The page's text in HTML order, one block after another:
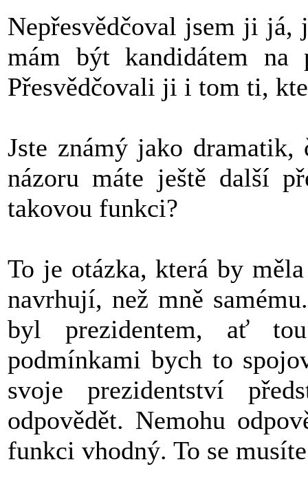
Nepřesvědčoval jsem ji já,
mám být kandidátem na
Přesvědčovali ji i tom ti,
Jste známý jako dramatik,
názoru máte ještě další
takovou funkci?
To je otázka, která by
navrhují, než mně
byl prezidentem, ať
podmínkami bych to
svoje prezidentství
odpovědět. Nemohu
funkci vhodný. To se